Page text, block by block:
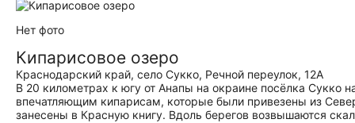
Нет фото
Кипарисовое озеро
Краснодарский край, село Сукко, Речной переулок, 12А
В 20 километрах к югу от Анапы на окраине посёлка Сукко
впечатляющим кипарисам, которые были привезены из
занесены в Красную книгу. Вдоль берегов возвышаются